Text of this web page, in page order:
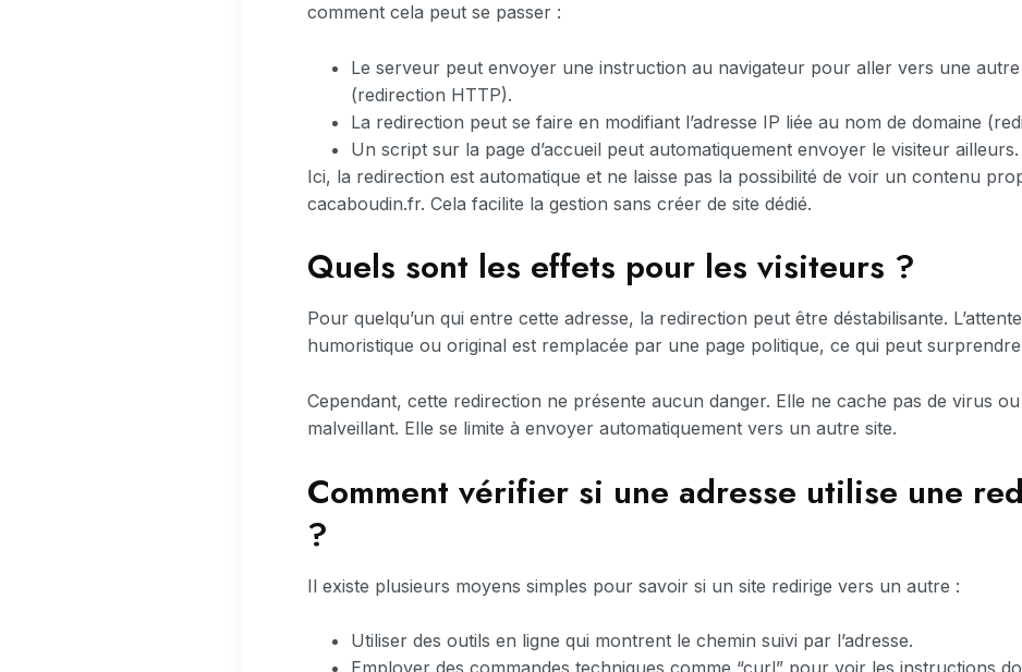
comment cela peut se passer :
Le serveur peut envoyer une instruction au navigateur pour aller vers une autre
(redirection HTTP).
La redirection peut se faire en modifiant l’adresse IP liée au nom de domaine
Un script sur la page d’accueil peut automatiquement envoyer le visiteur ailleurs.
Ici, la redirection est automatique et ne laisse pas la possibilité de voir un contenu
cacaboudin.fr. Cela facilite la gestion sans créer de site dédié.
Quels sont les effets pour les visiteurs ?
Pour quelqu’un qui entre cette adresse, la redirection peut être déstabilisante.
humoristique ou original est remplacée par une page politique, ce qui peut
Cependant, cette redirection ne présente aucun danger. Elle ne cache pas de virus
malveillant. Elle se limite à envoyer automatiquement vers un autre site.
Comment vérifier si une adresse utilise une
?
Il existe plusieurs moyens simples pour savoir si un site redirige vers un autre :
Utiliser des outils en ligne qui montrent le chemin suivi par l’adresse.